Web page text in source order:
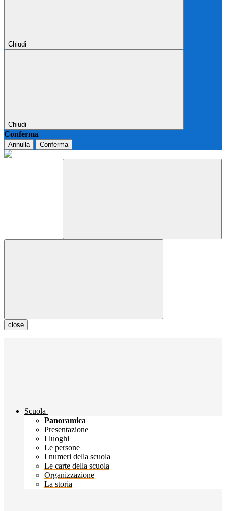
Chiudi
Chiudi
Conferma
Annulla Conferma
close
Scuola
Panoramica
Presentazione
I luoghi
Le persone
I numeri della scuola
Le carte della scuola
Organizzazione
La storia